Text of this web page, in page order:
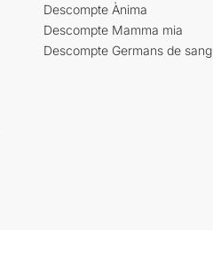
Descompte Ànima
Descompte Mamma mia
Descompte Germans de sang